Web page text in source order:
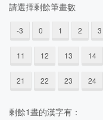
請選擇剩餘筆畫數
-3 0 1 2 3
11 12 13 14
21 22 23 24
剩餘1晝的漢字有：